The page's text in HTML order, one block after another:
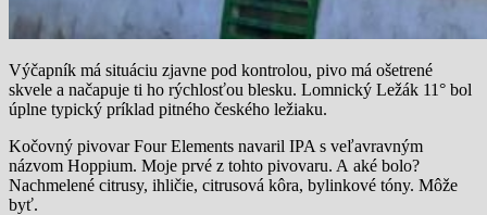
Výčapník má situáciu zjavne pod kontrolou, pivo má ošetrené
skvele a načapuje ti ho rýchlosťou blesku. Lomnický Ležák 11° bol
úplne typický príklad pitného českého ležiaku.
Kočovný pivovar Four Elements navaril IPA s veľavravným
názvom Hoppium. Moje prvé z tohto pivovaru. A aké bolo?
Nachmelené citrusy, ihličie, citrusová kôra, bylinkové tóny. Môže
byť.